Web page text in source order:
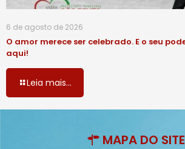
6 de agosto de 2026
O amor merece ser celebrado. E o seu
aqui!
Leia mais...
MAPA DO SITE